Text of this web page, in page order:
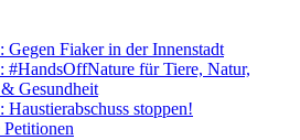
Gegen Fiaker in der Innenstadt
#HandsOffNature für Tiere, Natur,
Gesundheit
Haustierabschuss stoppen!
Petitionen